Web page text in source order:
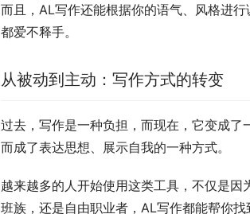
而且，AL写作还能根据你的语气、风格进
都爱不释手。
从被动到主动：写作方式的转变
过去，写作是一种负担，而现在，它变成
而成了表达思想、展示自我的一种方式。
越来越多的人开始使用这类工具，不仅是
班族，还是自由职业者，AL写作都能帮你找